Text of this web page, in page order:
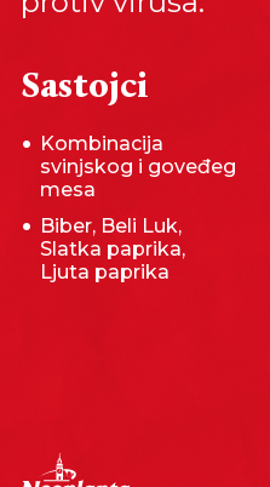
Sastojci
Kombinacija
svinjskog i goveđeg
mesa
Biber, Beli Luk,
Slatka paprika,
Ljuta paprika